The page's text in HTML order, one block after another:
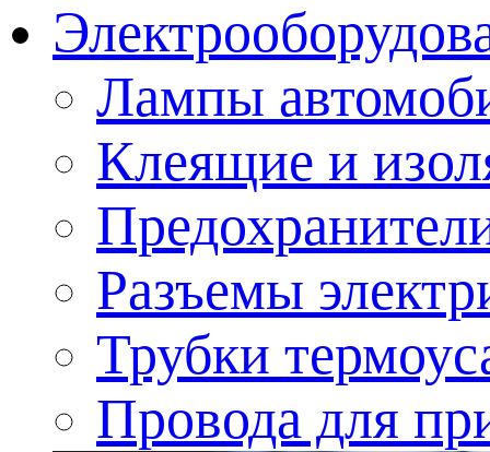
Лампы
Клеящие и
Разъемы
Трубки
Провода для